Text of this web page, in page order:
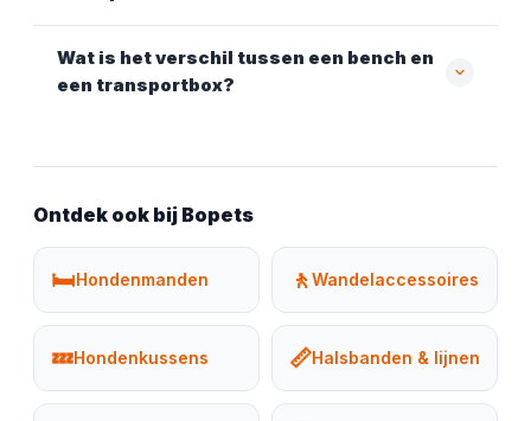
Wat is het verschil tussen een bench en
een transportbox?
Ontdek ook bij Bopets
🛏️Hondenmanden 🚶Wandelaccessoires
💤Hondenkussens 📏Halsbanden & lijnen